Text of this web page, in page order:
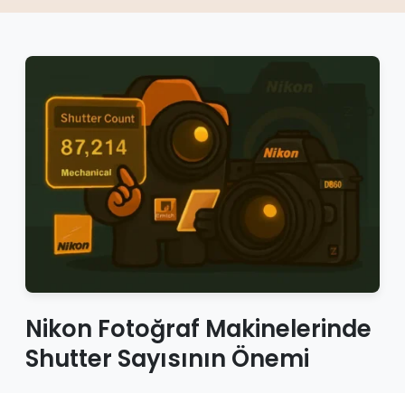
Nikon Fotoğraf Makinelerinde
Shutter Sayısının Önemi